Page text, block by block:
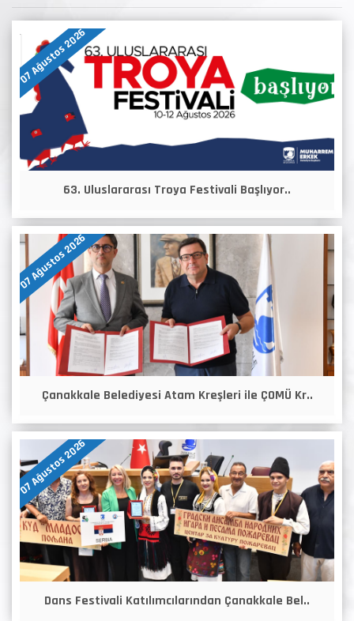
07 Ağustos 2026
63. Uluslararası Troya Festivali Başlıyor..
07 Ağustos 2026
Çanakkale Belediyesi Atam Kreşleri ile ÇOMÜ Kr..
07 Ağustos 2026
Dans Festivali Katılımcılarından Çanakkale Bel..